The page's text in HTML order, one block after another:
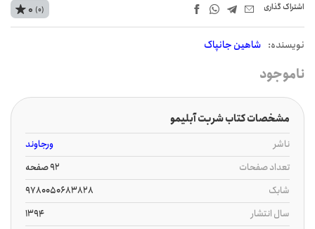
اشتراک‌ گذاری
نويسنده: شاهین جانپاک
0 (0)
ناموجود
مشخصات کتاب شربت آبلیمو
ناشر
ورجاوند
تعداد صفحات
92 صفحه
شابک
9780050683828
سال انتشار
1394